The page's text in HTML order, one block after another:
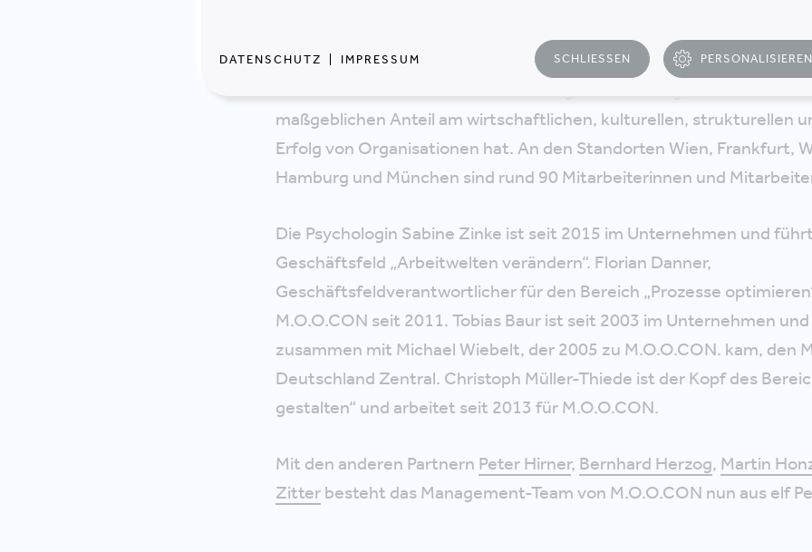
nachhaltige Gebäude, Prozesse und Arbeitswelten. Die
maßgeblichen Anteil am wirtschaftlichen, kulturellen, strukturellen
Erfolg von Organisationen hat. An den Standorten Wien, Frankfurt,
Hamburg und München sind rund 90 Mitarbeiterinnen und
Die Psychologin Sabine Zinke ist seit 2015 im Unternehmen und
Geschäftsfeld „Arbeitwelten verändern“. Florian Danner,
Geschäftsfeldverantwortlicher für den Bereich „Prozesse
M.O.O.CON seit 2011. Tobias Baur ist seit 2003 im Unternehmen
zusammen mit Michael Wiebelt, der 2005 zu M.O.O.CON. kam, den
Deutschland Zentral. Christoph Müller-Thiede ist der Kopf des
gestalten“ und arbeitet seit 2013 für M.O.O.CON.
Mit den anderen Partnern Peter Hirner, Bernhard Herzog, Martin
Zitterbesteht das Management-Team von M.O.O.CON nun aus elf
DATENSCHUTZ IMPRESSUM SCHLIESSEN PERSONALISIEREN